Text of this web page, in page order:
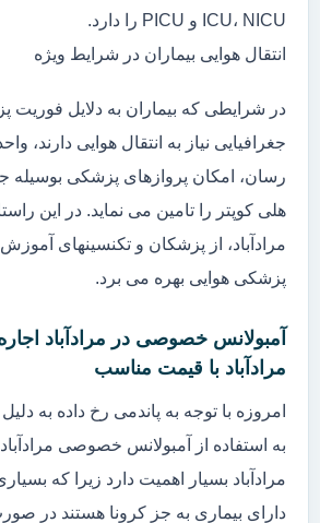
ICU، NICU و PICU را دارد.
انتقال هوایی بیماران در شرایط ویژه
در شرایطی که بیماران به دلایل فوریت
جغرافیایی نیاز به انتقال هوایی دارند،
رسان، امکان پروازهای پزشکی بوسیله
هلی کوپتر را تامین می نماید. در این
مرادآباد، از پزشکان و تکنسینهای
پزشکی هوایی بهره می برد.
آمبولانس خصوصی در مرادآباد
مرادآباد با قیمت مناسب
امروزه با توجه به پاندمی رخ داده به دلیل
به استفاده از آمبولانس خصوصی
مرادآباد بسیار اهمیت دارد زیرا که
دارای بیماری به جز کرونا هستند در